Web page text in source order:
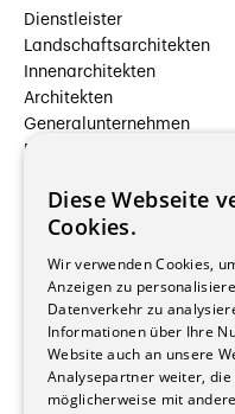
Dienstleister
Landschaftsarchitekten
Innenarchitekten
Architekten
Generalunternehmen
Beauftragte Unternehmen
Hersteller/Lieferanten
Bauherrschaften
Stockwerkeigentum
Reportagen
Wohnungen
Renovierungen
Innere Umbauten
Diese Webseite
Cookies.
Wir verwenden Cookies,
Anzeigen zu
Datenverkehr zu
Informationen über Ihre
Website auch an unsere
Analysepartner weiter, die
möglicherweise mit